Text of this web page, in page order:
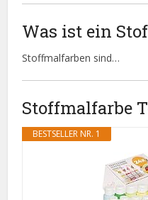
Was ist ein
Stoffmalfarben sind…
Stoffmalfarbe
BESTSELLER NR. 1